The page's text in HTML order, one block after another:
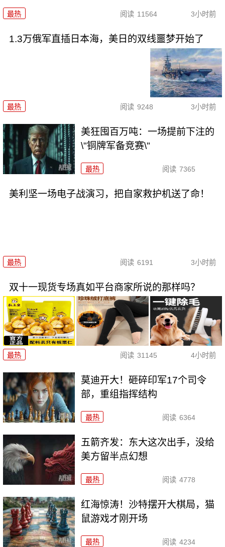
最热 阅读 11564 3小时前
1.3万俄军直插日本海，美日的双线噩梦开始了
最热 阅读 9248 3小时前
美狂囤百万吨：一场提前下注的
\"铜牌军备竞赛\"
最热 阅读 7365
美利坚一场电子战演习，把自家救护机送了命！
最热 阅读 6191 3小时前
双十一现货专场真如平台商家所说的那样吗？
最热 阅读 31145 4小时前
莫迪开大！砸碎印军17个司令
部，重组指挥结构
最热 阅读 6364
五箭齐发：东大这次出手，没给
美方留半点幻想
最热 阅读 4778
红海惊涛！沙特摆开大棋局，猫
鼠游戏才刚开场
最热 阅读 4234